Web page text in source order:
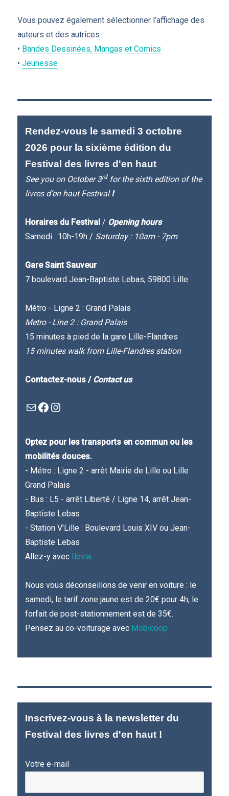
Vous pouvez également sélectionner l’affichage des
auteurs et des autrices :
• Bandes Dessinées, Mangas et Comics
•Jeunesse
Rendez-vous le samedi 3 octobre
2026 pour la sixième édition du
Festival des livres d'en haut
See you on October 3rdfor the sixth edition of the
livres d’en haut Festival!
Horaires du Festival / Opening hours
Samedi : 10h-19h / Saturday : 10am - 7pm
Gare Saint Sauveur
7 boulevard Jean-Baptiste Lebas, 59800 Lille
Métro - Ligne 2 : Grand Palais
Metro - Line 2 : Grand Palais
15 minutes à pied de la gare Lille-Flandres
15 minutes walk from Lille-Flandres station
Contactez-nous / Contact us
Mail
Facebook : Festivla des livres d'en hautInstagram
Optez pour les transports en commun ou les
mobilités douces.
- Métro : Ligne 2 - arrêt Mairie de Lille ou Lille
Grand Palais
- Bus : L5 - arrêt Liberté / Ligne 14, arrêt Jean-
Baptiste Lebas
- Station V'Lille : Boulevard Louis XIV ou Jean-
Baptiste Lebas
Allez-y avec Ilevia.
Nous vous déconseillons de venir en voiture : le
samedi, le tarif zone jaune est de 20€ pour 4h, le
forfait de post-stationnement est de 35€.
Pensez au co-voiturage avec Mobicoop
Inscrivez-vous à la newsletter du
Festival des livres d'en haut !
Votre e-mail